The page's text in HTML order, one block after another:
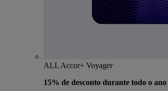
ALL Accor+ Voyager
15% de desconto durante todo o ano